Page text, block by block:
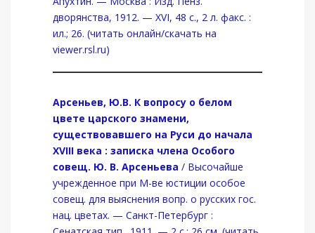
дворянства, 1912. — XVI, 48 с., 2 л. факс. :
ил.; 26. (читать онлайн/скачать на
viewer.rsl.ru)
Арсеньев, Ю.В. К вопросу о белом
цвете царского знамени,
существовавшего на Руси до начала
XVIII века : записка члена Особого
совещ. Ю. В. Арсеньева / Высочайше
учрежденное при М-ве юстиции особое
совещ. для выяснения вопр. о русских гос.
нац. цветах. — Санкт-Петербург :